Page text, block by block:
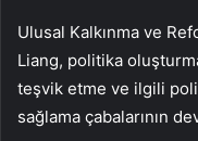
Ulusal Kalkınma ve
Liang, politika
teşvik etme ve ilgili
sağlama çabalarının